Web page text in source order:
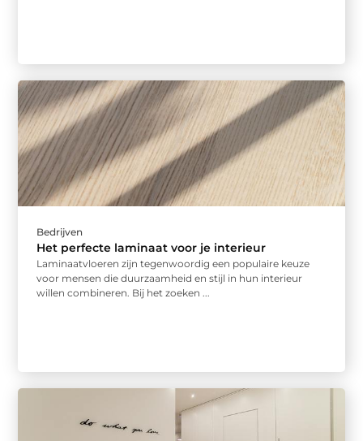
Bedrijven
Het perfecte laminaat voor je interieur
Laminaatvloeren zijn tegenwoordig een populaire keuze
voor mensen die duurzaamheid en stijl in hun interieur
willen combineren. Bij het zoeken ...